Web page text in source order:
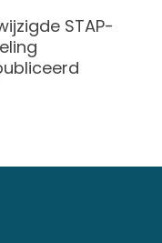
STAP-